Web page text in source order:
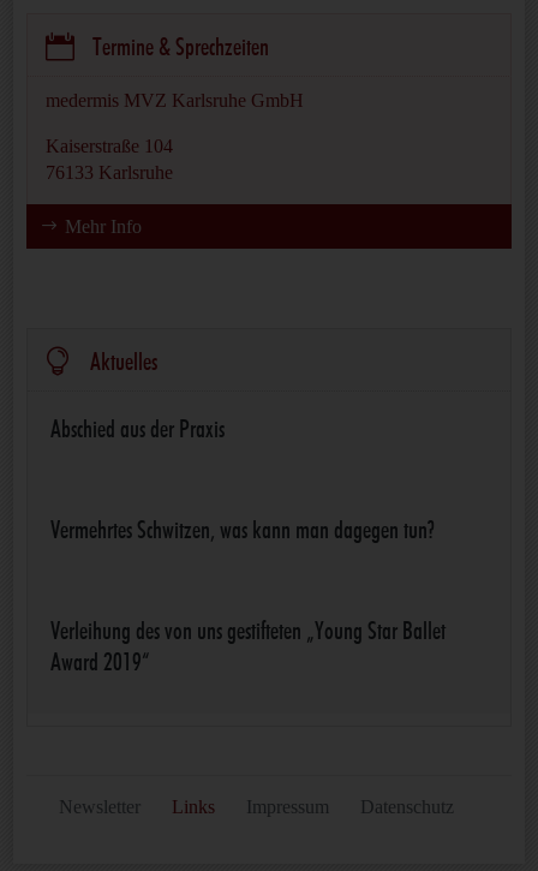
 Termine & Sprechzeiten
medermis MVZ Karlsruhe GmbH
Kaiserstraße 104
76133 Karlsruhe
Mehr Info
 Aktuelles
Abschied aus der Praxis
Vermehrtes Schwitzen, was kann man dagegen tun?
Verleihung des von uns gestifteten „Young Star Ballet
Award 2019“
Newsletter Links Impressum Datenschutz